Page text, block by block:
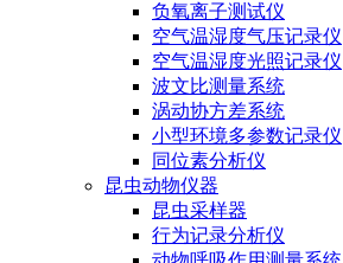
负氧离子测试仪
空气温湿度气压记录仪
空气温湿度光照记录仪
波文比测量系统
涡动协方差系统
小型环境多参数记录仪
同位素分析仪
昆虫动物仪器
昆虫采样器
行为记录分析仪